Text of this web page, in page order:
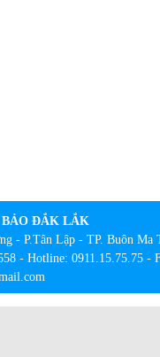
BẢO ĐẮK LẮK
- P.Tân Lập - TP. Buôn Ma
- Hotline: 0911.15.75.75 -